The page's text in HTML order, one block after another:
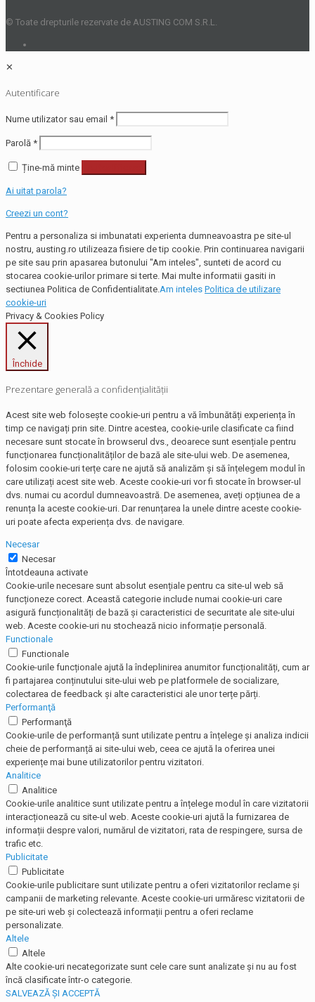
© Toate drepturile rezervate de AUSTING COM S.R.L.
✕
Autentificare
Nume utilizator sau email *
Parolă *
Ține-mă minte
Ai uitat parola?
Creezi un cont?
Pentru a personaliza si imbunatati experienta dumneavoastra pe site-ul
nostru, austing.ro utilizeaza fisiere de tip cookie. Prin continuarea navigarii
pe site sau prin apasarea butonului "Am inteles", sunteti de acord cu
stocarea cookie-urilor primare si terte. Mai multe informatii gasiti in
sectiunea Politica de Confidentialitate. Am inteles Politica de utilizare
cookie-uri
Privacy & Cookies Policy
Închide
Prezentare generală a confidențialității
Acest site web folosește cookie-uri pentru a vă îmbunătăți experiența în
timp ce navigați prin site. Dintre acestea, cookie-urile clasificate ca fiind
necesare sunt stocate în browserul dvs., deoarece sunt esențiale pentru
funcționarea funcționalităților de bază ale site-ului web. De asemenea,
folosim cookie-uri terțe care ne ajută să analizăm și să înțelegem modul în
care utilizați acest site web. Aceste cookie-uri vor fi stocate în browser-ul
dvs. numai cu acordul dumneavoastră. De asemenea, aveți opțiunea de a
renunța la aceste cookie-uri. Dar renunțarea la unele dintre aceste cookie-
uri poate afecta experiența dvs. de navigare.
Necesar
Necesar
Întotdeauna activate
Cookie-urile necesare sunt absolut esențiale pentru ca site-ul web să
funcționeze corect. Această categorie include numai cookie-uri care
asigură funcționalități de bază și caracteristici de securitate ale site-ului
web. Aceste cookie-uri nu stochează nicio informație personală.
Functionale
Functionale
Cookie-urile funcționale ajută la îndeplinirea anumitor funcționalități, cum ar
fi partajarea conținutului site-ului web pe platformele de socializare,
colectarea de feedback și alte caracteristici ale unor terțe părți.
Performanţă
Performanţă
Cookie-urile de performanță sunt utilizate pentru a înțelege și analiza indicii
cheie de performanță ai site-ului web, ceea ce ajută la oferirea unei
experiențe mai bune utilizatorilor pentru vizitatori.
Analitice
Analitice
Cookie-urile analitice sunt utilizate pentru a înțelege modul în care vizitatorii
interacționează cu site-ul web. Aceste cookie-uri ajută la furnizarea de
informații despre valori, numărul de vizitatori, rata de respingere, sursa de
trafic etc.
Publicitate
Publicitate
Cookie-urile publicitare sunt utilizate pentru a oferi vizitatorilor reclame și
campanii de marketing relevante. Aceste cookie-uri urmăresc vizitatorii de
pe site-uri web și colectează informații pentru a oferi reclame
personalizate.
Altele
Altele
Alte cookie-uri necategorizate sunt cele care sunt analizate și nu au fost
încă clasificate într-o categorie.
SALVEAZĂ ȘI ACCEPTĂ